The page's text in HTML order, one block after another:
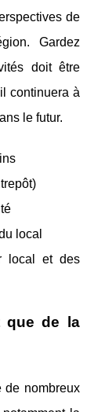
de
Gardez
doit être
continuera à
le futur.
local
local et des
que de la
de nombreux